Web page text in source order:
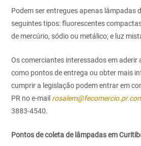
Podem ser entregues apenas lâmpadas
seguintes tipos: fluorescentes
de mercúrio, sódio ou metálico; e luz
Os comerciantes interessados em aderir
como pontos de entrega ou obter mais
cumprir a legislação podem entrar em
PR no e-mail
3883-4540.
Pontos de coleta de lâmpadas em